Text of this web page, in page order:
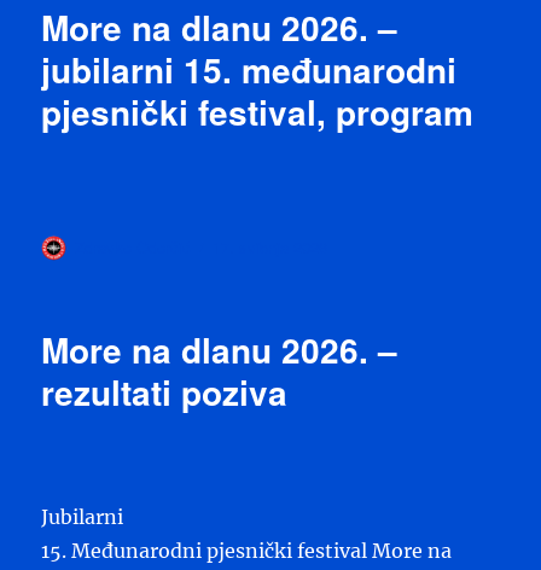
More na dlanu 2026. –
jubilarni 15. međunarodni
pjesnički festival, program
More na dlanu 2026. –
rezultati poziva
Jubilarni
15. Međunarodni pjesnički festival More na